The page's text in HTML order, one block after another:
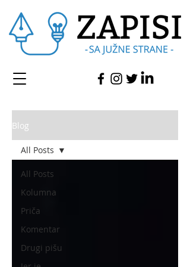
Blog
All Posts
Kolumna
Priča
Komentar
Drugi pišu
All Posts